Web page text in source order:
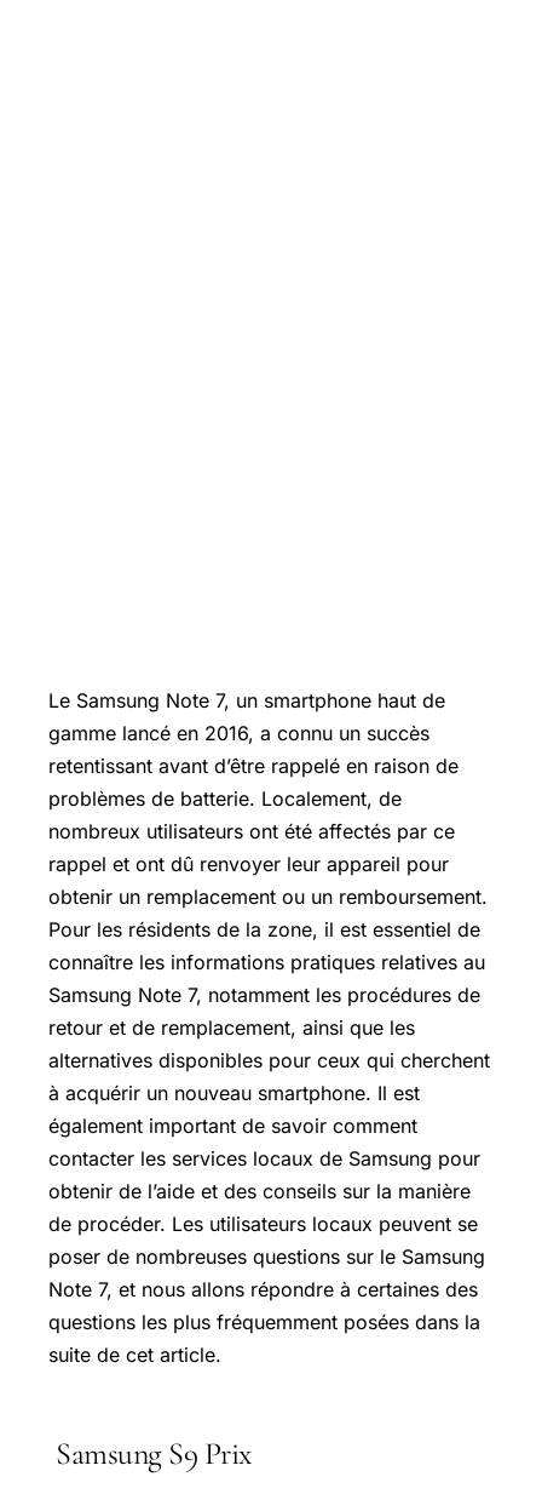
Le Samsung Note 7, un smartphone haut de
gamme lancé en 2016, a connu un succès
retentissant avant d’être rappelé en raison de
problèmes de batterie. Localement, de
nombreux utilisateurs ont été affectés par ce
rappel et ont dû renvoyer leur appareil pour
obtenir un remplacement ou un remboursement.
Pour les résidents de la zone, il est essentiel de
connaître les informations pratiques relatives au
Samsung Note 7, notamment les procédures de
retour et de remplacement, ainsi que les
alternatives disponibles pour ceux qui cherchent
à acquérir un nouveau smartphone. Il est
également important de savoir comment
contacter les services locaux de Samsung pour
obtenir de l’aide et des conseils sur la manière
de procéder. Les utilisateurs locaux peuvent se
poser de nombreuses questions sur le Samsung
Note 7, et nous allons répondre à certaines des
questions les plus fréquemment posées dans la
suite de cet article.
Samsung S9 Prix